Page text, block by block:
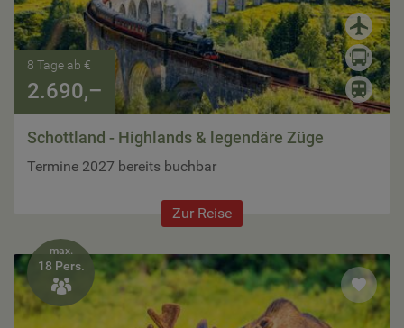
8 Tage ab €
2.690,–
Schottland - Highlands & legendäre Züge
Termine 2027 bereits buchbar
Zur Reise
max.
18 Pers.
